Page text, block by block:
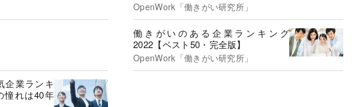
OpenWork「働きがい研究所」
働きがいのある企業ランキング
2022【ベスト50・完全版】
OpenWork「働きがい研究所」
企業ランキ
憧れは40年